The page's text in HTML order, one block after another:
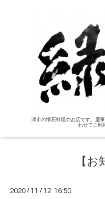
津市の懐石料理のお店です。慶
わせてご利
【お
2020 / 11 / 12 16:50